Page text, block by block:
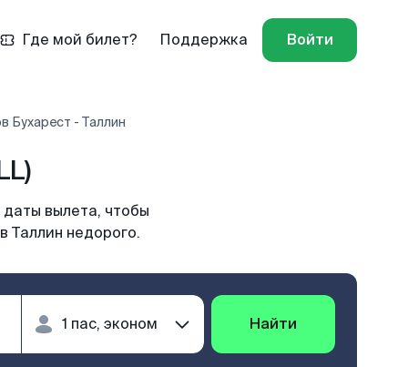
Где мой билет? Поддержка Войти
Бухарест - Таллин
вылета, чтобы
Таллин недорого.
Найти